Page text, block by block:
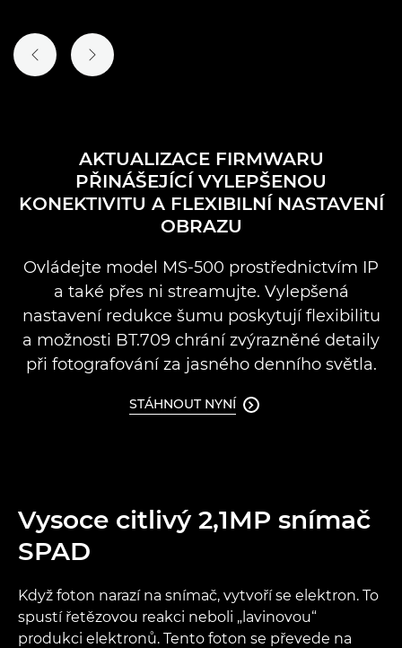
PŘEDCHOZÍ SNÍMEK
DALŠÍ SNÍMEK
AKTUALIZACE FIRMWARU
PŘINÁŠEJÍCÍ VYLEPŠENOU
KONEKTIVITU A FLEXIBILNÍ NASTAVENÍ
OBRAZU
Ovládejte model MS-500 prostřednictvím IP
a také přes ni streamujte. Vylepšená
nastavení redukce šumu poskytují flexibilitu
a možnosti BT.709 chrání zvýrazněné detaily
při fotografování za jasného denního světla.
STÁHNOUT NYNÍ 
Vysoce citlivý 2,1MP snímač
SPAD
Když foton narazí na snímač, vytvoří se elektron. To
spustí řetězovou reakci neboli „lavinovou“
produkci elektronů. Tento foton se převede na